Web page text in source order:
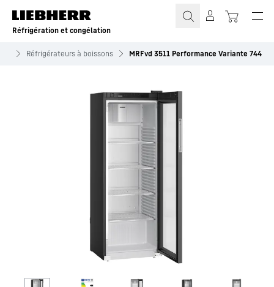
Réfrigération et congélation
Réfrigérateurs à boissons MRFvd 3511 Performance Variante 744